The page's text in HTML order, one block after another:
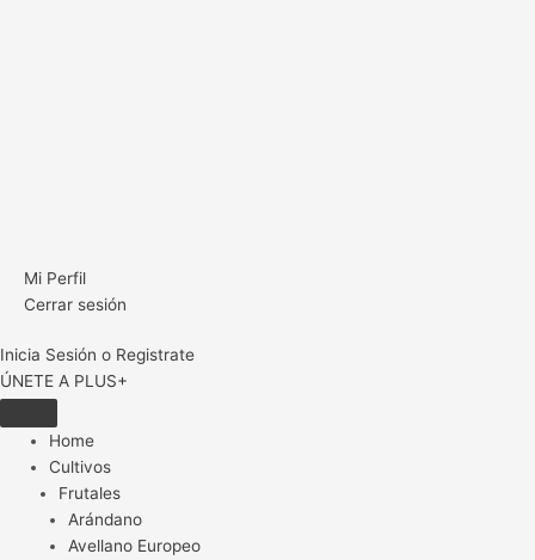
Mi Perfil
Cerrar sesión
Inicia Sesión o Registrate
ÚNETE A PLUS+
Home
Cultivos
Frutales
Arándano
Avellano Europeo